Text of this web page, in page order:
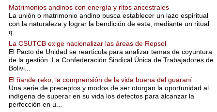
Matrimonios andinos con energía y ritos ancestrales
La unión o matrimonio andino busca establecer un lazo espiritual
con la naturaleza y lograr la bendición de esta, mediante un ritual
q...
La CSUTCB exige nacionalizar las áreas de Repsol
El Pacto de Unidad se rearticula para analizar temas de coyuntura
de la gestión. La Confederación Sindical Única de Trabajadores de
Bolivi...
El ñande reko, la comprensión de la vida buena del guaraní
Una serie de preceptos y modos de ser otorgan la oportunidad al
indígena de superar en su vida los defectos para alcanzar la
perfección en u...